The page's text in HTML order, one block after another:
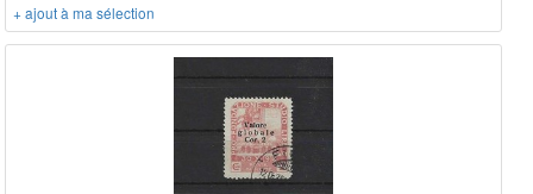
+ ajout à ma sélection